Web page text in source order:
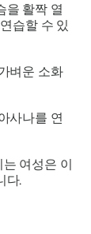
을 활짝 열
습할 수 있
벼운 소화
사나를 연
여성은 이
다.